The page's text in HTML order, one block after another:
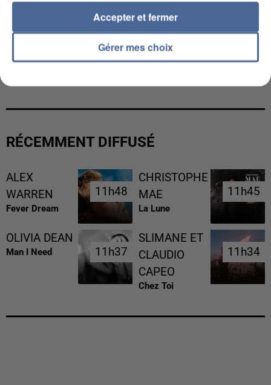
UN SECOND CADRE DE LA DZ MAFIA
RÉCEMMENT DIFFUSÉ
ALEX
WARREN
Fever Dream
11h48
11h48
CHRISTOPHE
MAE
La Lune
11h45
11h45
OLIVIA DEAN
Man I Need 11h37
11h37
SLIMANE ET
CLAUDIO
CAPEO
Chez Toi
11h34
11h34
Gérer mes choix
Accepter et fermer